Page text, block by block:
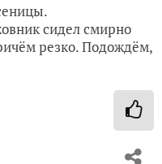
сидел смирно
резко. Подождём,